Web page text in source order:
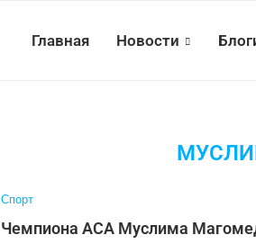
Главная Новости
Спорт
Чемпиона АСА Муслима